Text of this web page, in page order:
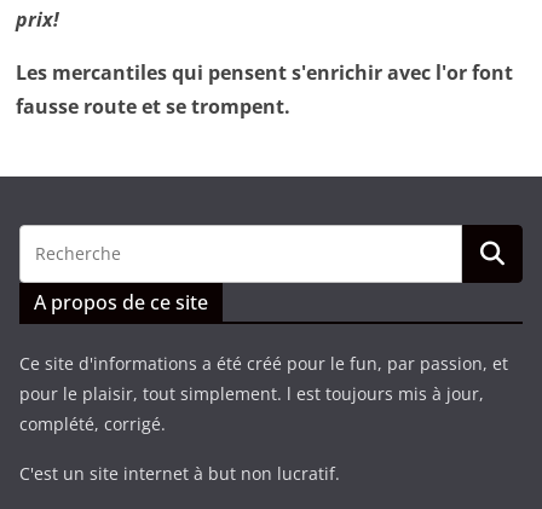
prix!
Les mercantiles qui pensent s'enrichir avec l'or font
fausse route et se trompent.
A propos de ce site
Ce site d'informations a été créé pour le fun, par passion, et
pour le plaisir, tout simplement. l est toujours mis à jour,
complété, corrigé.
C'est un site internet à but non lucratif.